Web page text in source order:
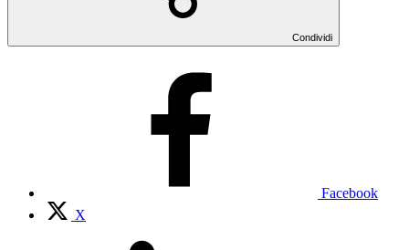
Condividi
Facebook
X